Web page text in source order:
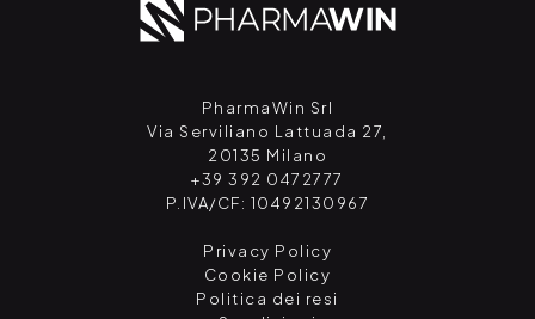
PharmaWin Srl
Via Serviliano Lattuada 27,
20135 Milano
+39 392 0472777
P.IVA/CF: 10492130967
Privacy Policy
Cookie Policy
Politica dei resi